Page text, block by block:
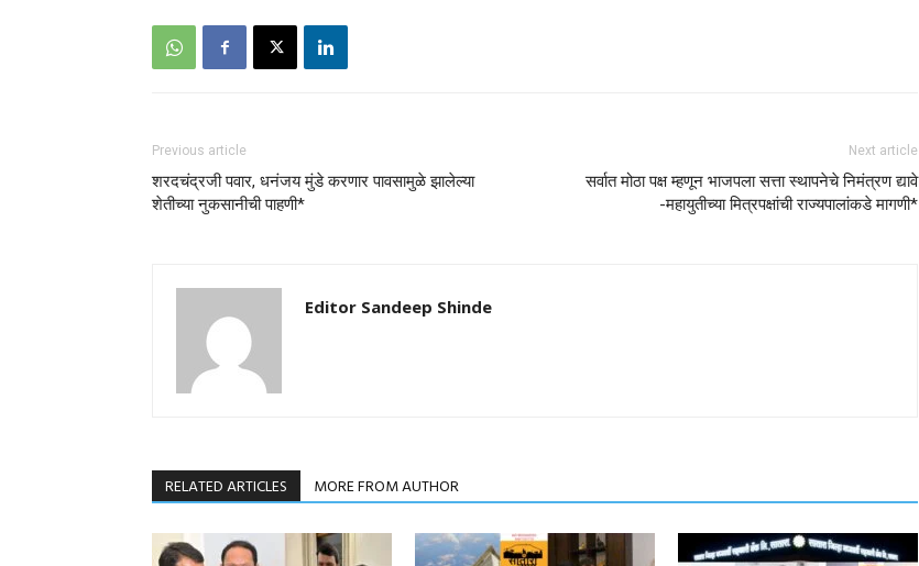
Previous article
शरदचंद्रजी पवार, धनंजय मुंडे करणार पावसामुळे झालेल्या
शेतीच्या नुकसानीची पाहणी*
Next article
सर्वात मोठा पक्ष म्हणून भाजपला सत्ता स्थापनेचे निमंत्रण द्यावे
-महायुतीच्या मित्रपक्षांची राज्यपालांकडे मागणी*
Editor Sandeep Shinde
RELATED ARTICLES MORE FROM AUTHOR